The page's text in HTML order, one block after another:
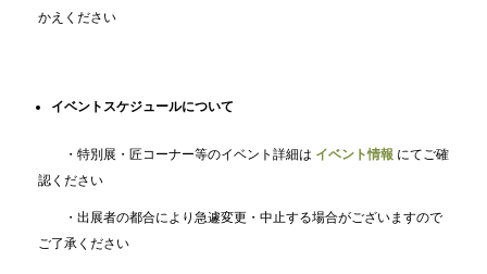
かえください
イベントスケジュールについて
・特別展・匠コーナー等のイベント詳細は イベント情報 にてご確
認ください
・出展者の都合により急遽変更・中止する場合がございますので
ご了承ください